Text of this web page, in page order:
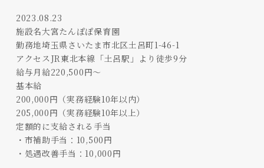
2023.08.23
施設名大宮たんぽぽ保育園
勤務地埼玉県さいたま市北区土呂町1-46-1
アクセスJR東北本線「土呂駅」より徒歩9分
給与月給220,500円～
基本給
200,000円（実務経験10年以内）
205,000円（実務経験10年以上）
定額的に支給される手当
・市補助手当：10,500円
・処遇改善手当：10,000円